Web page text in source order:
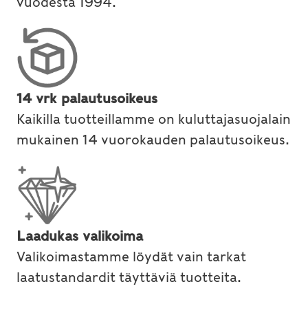
14 vrk palautusoikeus
Kaikilla tuotteillamme on kuluttajasuojalain
mukainen 14 vuorokauden palautusoikeus.
Laadukas valikoima
Valikoimastamme löydät vain tarkat
laatustandardit täyttäviä tuotteita.